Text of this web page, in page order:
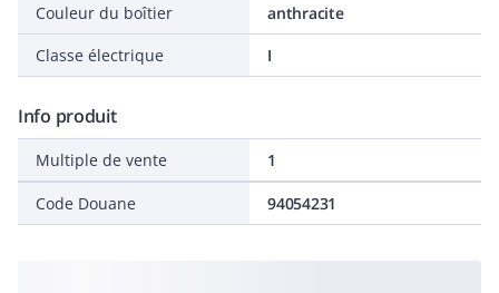
Couleur du boîtier
anthracite
Classe électrique
I
Info produit
Multiple de vente 1
Code Douane 94054231